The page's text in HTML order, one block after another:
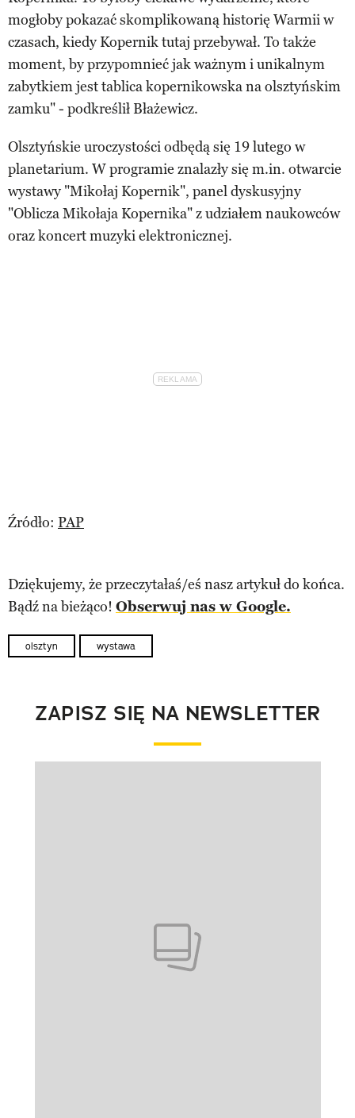
mogłoby pokazać skomplikowaną historię Warmii w
czasach, kiedy Kopernik tutaj przebywał. To także
moment, by przypomnieć jak ważnym i unikalnym
zabytkiem jest tablica kopernikowska na olsztyńskim
zamku" - podkreślił Błażewicz.
Olsztyńskie uroczystości odbędą się 19 lutego w
planetarium. W programie znalazły się m.in. otwarcie
wystawy "Mikołaj Kopernik", panel dyskusyjny
"Oblicza Mikołaja Kopernika" z udziałem naukowców
oraz koncert muzyki elektronicznej.
Źródło: PAP
Dziękujemy, że przeczytałaś/eś nasz artykuł do końca.
Bądź na bieżąco! Obserwuj nas w Google.
olsztyn wystawa
ZAPISZ SIĘ NA NEWSLETTER